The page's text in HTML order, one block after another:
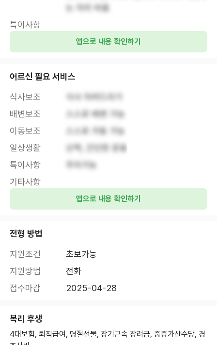
는 자리 비움
특이사항
앱으로 내용 확인하기
어르신 필요 서비스
식사보조
식사 차려드리기
배변보조
스스로 배변 가능
이동보조
스스로 거동 가능
일상생활
산책, 간단한 운동
특이사항
주차가능
기타사항
앱으로 내용 확인하기
전형 방법
지원조건
초보가능
지원방법
전화
접수마감
2025-04-28
복리 후생
4대보험, 퇴직급여, 명절선물, 장기근속 장려금, 중증가산수당, 경